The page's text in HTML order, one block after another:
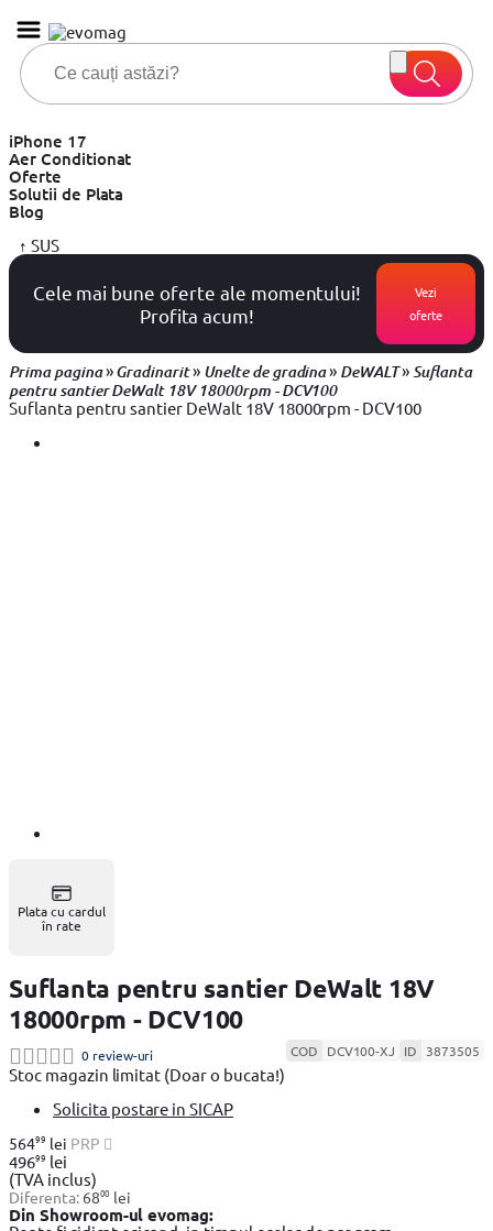
iPhone 17
Aer Conditionat
Oferte
Solutii de Plata
Blog
↑ SUS
Cele mai bune oferte ale momentului!
Profita acum!
Vezi
oferte
Prima pagina»Gradinarit» Unelte de gradina» DeWALT»Suflanta
pentru santier DeWalt 18V 18000rpm - DCV100
Suflanta pentru santier DeWalt 18V 18000rpm - DCV100
Plata cu cardul
în rate
Suflanta pentru santier DeWalt 18V
18000rpm - DCV100
0 review-uri COD DCV100-XJ ID 3873505
Stoc magazin limitat (Doar o bucata!)
Solicita postare in SICAP
56499 lei PRP
49699 lei
(TVA inclus)
Diferenta: 6800 lei
Din Showroom-ul evomag: